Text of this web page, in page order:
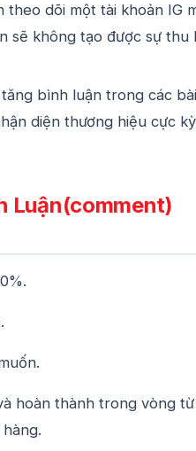
theo dõi một tài khoản IG
sẽ không tạo được sự thu
bình luận trong các bài
diện thương hiệu cực kỳ
Luận(comment)
hoàn thành trong vòng từ